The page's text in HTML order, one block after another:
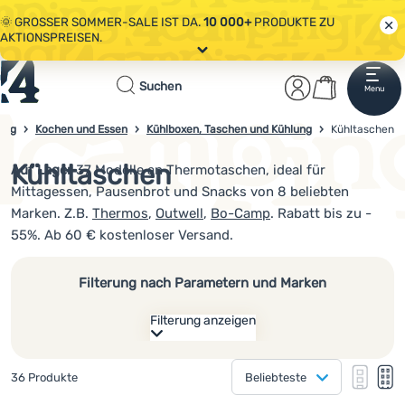
🌞 GROSSER SOMMER-SALE IST DA.10 000+PRODUKTE ZU
AKTIONSPREISEN.
🤫 - 10 % AUF AUSGEWÄHLTE CAMPING- & WANDERAUSRÜSTUNG.
CODE OUT10
AKTIONSPREISEN.
Alle Aktionen
Suchen
Anmelden
Warenkorb
Menu
Startseite
Kleidung
Schuhe
Rucksäcke
Schlafsäcke
4camping.at
Kochen und Essen Kühlboxen, Taschen und Kühlung Kühltaschen
Kühltaschen
Auf Lager37 Modelle an Thermotaschen, ideal für
Mittagessen, Pausenbrot und Snacks von 8 beliebten
Marken. Z.B. Thermos, Outwell, Bo-Camp. Rabatt bis zu -
55%. Ab 60 € kostenloser Versand.
Beliebteste
Gefundene Produkte
36 Produkte
Filterung nach Parametern und Marken
Filterung anzeigen